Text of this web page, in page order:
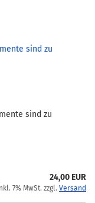
sind zu
24,00 EUR
7% MwSt. zzgl. Versand